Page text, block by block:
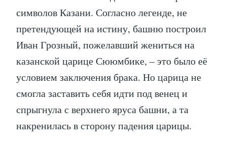
символов Казани. Согласно легенде, не
претендующей на истину, башню построил
Иван Грозный, пожелавший жениться на
казанской царице Сююмбике, – это было её
условием заключения брака. Но царица не
смогла заставить себя идти под венец и
спрыгнула с верхнего яруса башни, а та
накренилась в сторону падения царицы.